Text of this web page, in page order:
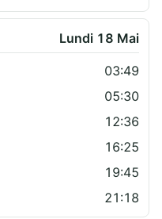
Lundi 18 Mai
03:49
05:30
12:36
16:25
19:45
21:18